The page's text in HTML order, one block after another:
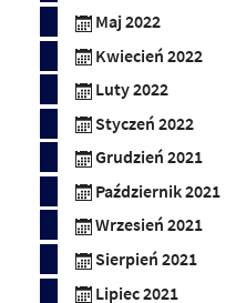
Maj 2022
Kwiecień 2022
Luty 2022
Styczeń 2022
Grudzień 2021
Październik 2021
Wrzesień 2021
Sierpień 2021
Lipiec 2021